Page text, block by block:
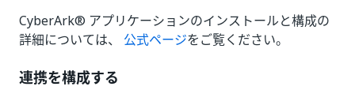
CyberArk® アプリケーションのインストールと構成の
詳細については、 公式ページをご覧ください。
連携を構成する